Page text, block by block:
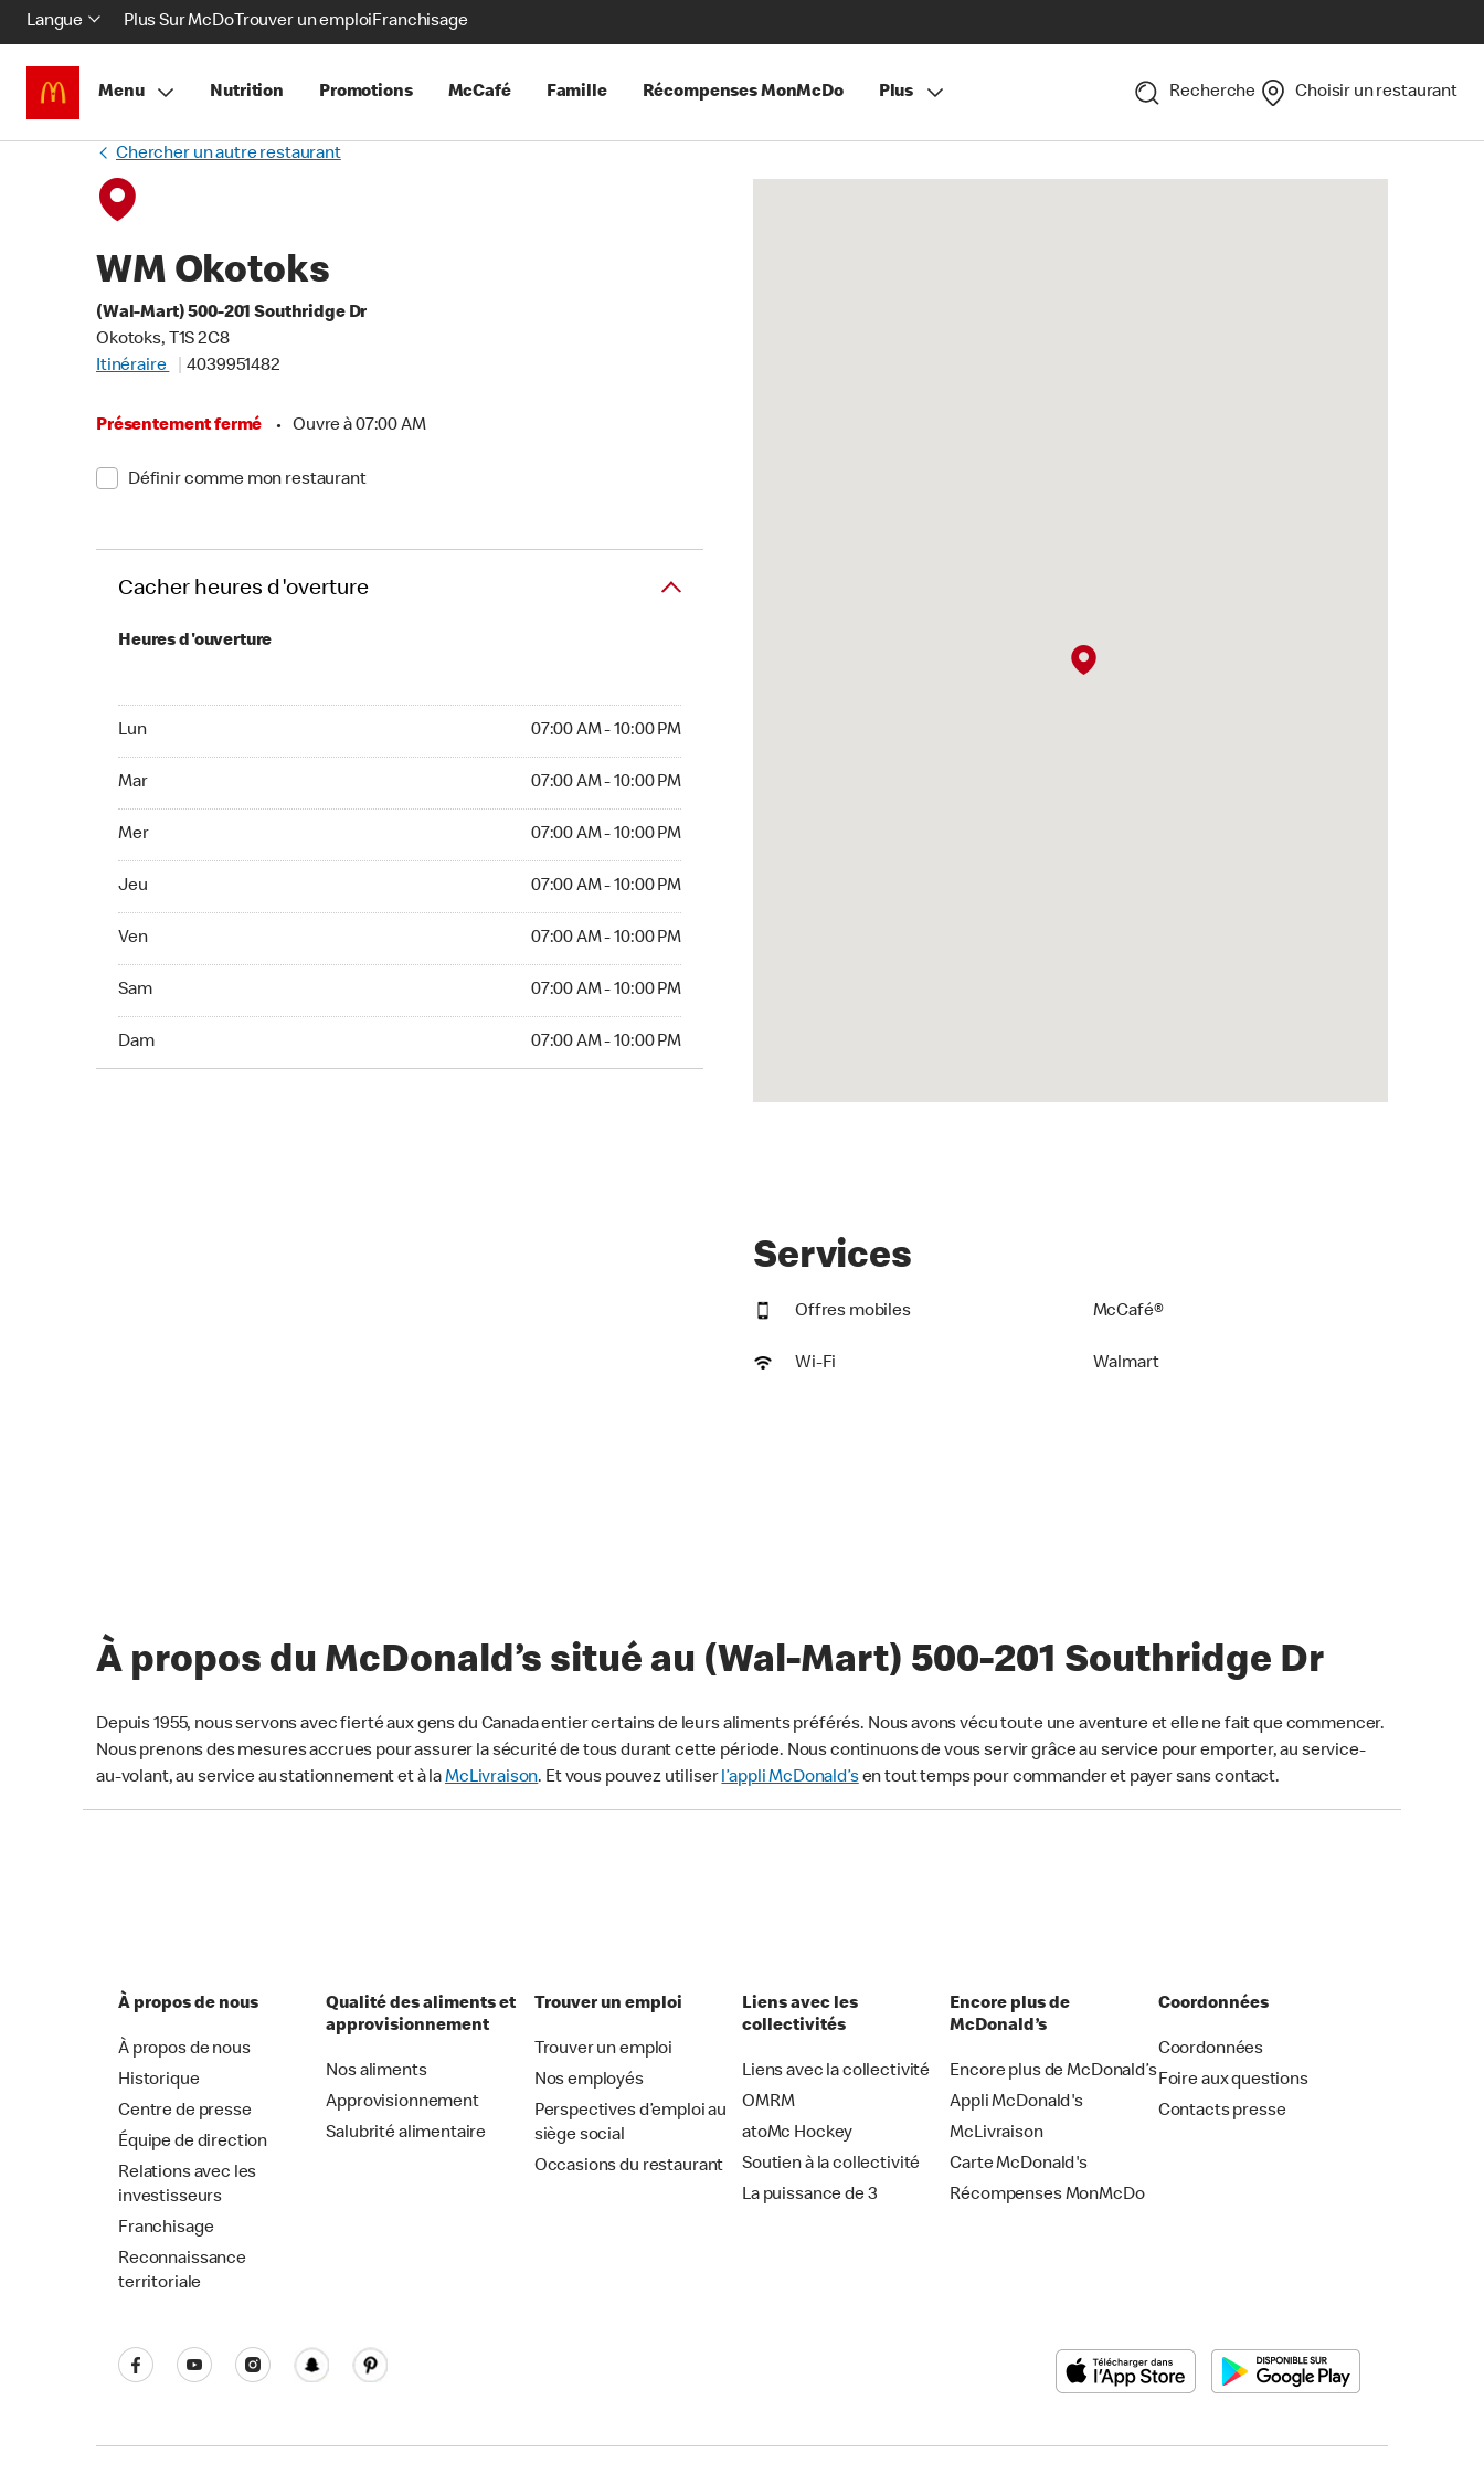
Langue Plus Sur McDoTrouver un emploiFranchisage
Menu Nutrition Promotions McCafé Famille Récompenses MonMcDo Plus Recherche Choisir un restaurant
Chercher un autre restaurant
WM Okotoks
(Wal-Mart) 500-201 Southridge Dr
Okotoks, T1S 2C8
Itinéraire
4039951482
Présentement fermé • Ouvre à 07:00 AM
Définir comme mon restaurant
Cacher heures d'overture
Heures d'ouverture
Lun 07:00 AM - 10:00 PM
Mar 07:00 AM - 10:00 PM
Mer 07:00 AM - 10:00 PM
Jeu 07:00 AM - 10:00 PM
Ven 07:00 AM - 10:00 PM
Sam 07:00 AM - 10:00 PM
Dam 07:00 AM - 10:00 PM
Services
Offres mobiles McCafé®
Wi-Fi Walmart
À propos du McDonald’s situé au (Wal-Mart) 500-201 Southridge Dr
Depuis 1955, nous servons avec fierté aux gens du Canada entier certains de leurs aliments préférés. Nous avons vécu toute une aventure et elle ne fait que commencer.
Nous prenons des mesures accrues pour assurer la sécurité de tous durant cette période. Nous continuons de vous servir grâce au service pour emporter, au service-
au-volant, au service au stationnement et à laMcLivraison. Et vous pouvez utiliserl’appli McDonald’sen tout temps pour commander et payer sans contact.
À propos de nous
À propos de nous
Historique
Centre de presse
Équipe de direction
Relations avec les
investisseurs
Franchisage
Reconnaissance
territoriale
Qualité des aliments et
approvisionnement
Nos aliments
Approvisionnement
Salubrité alimentaire
Trouver un emploi
Trouver un emploi
Nos employés
Perspectives d’emploi au
siège social
Occasions du restaurant
Liens avec les
collectivités
Liens avec la collectivité
OMRM
atoMc Hockey
Soutien à la collectivité
La puissance de 3
Encore plus de
McDonald’s
Encore plus de McDonald’s
Appli McDonald's
McLivraison
Carte McDonald's
Récompenses MonMcDo
Coordonnées
Coordonnées
Foire aux questions
Contacts presse